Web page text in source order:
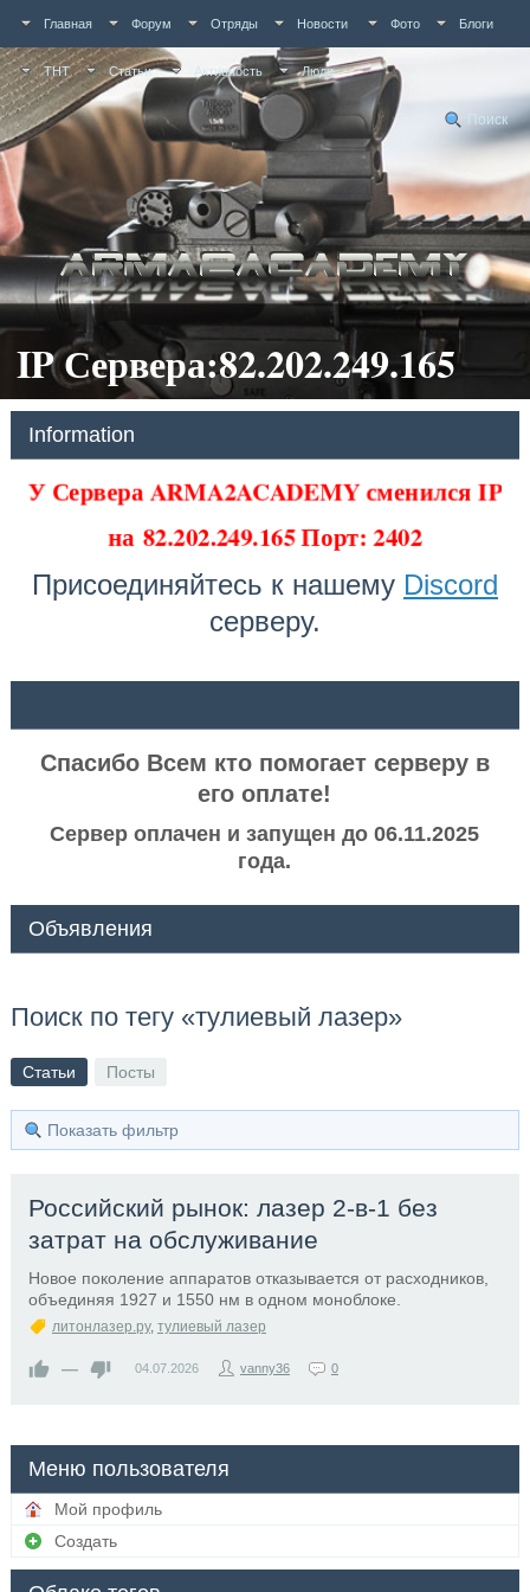
Главная Форум Отряды Новости Фото Блоги
ТНТ Статьи Активность Люди
Поиск
IP Сервера:82.202.249.165
Information
У Сервера ARMA2ACADEMY сменился IP
на 82.202.249.165 Порт: 2402
Присоединяйтесь к нашему Discord
серверу.
Спасибо Всем кто помогает серверу в
его оплате!
Сервер оплачен и запущен до 06.11.2025
года.
Объявления
Поиск по тегу «тулиевый лазер»
Статьи Посты
Показать фильтр
Российский рынок: лазер 2-в-1 без
затрат на обслуживание
Новое поколение аппаратов отказывается от расходников,
объединяя 1927 и 1550 нм в одном моноблоке.
литонлазер.ру, тулиевый лазер
— 04.07.2026 vanny36 0
Меню пользователя
Мой профиль
Создать